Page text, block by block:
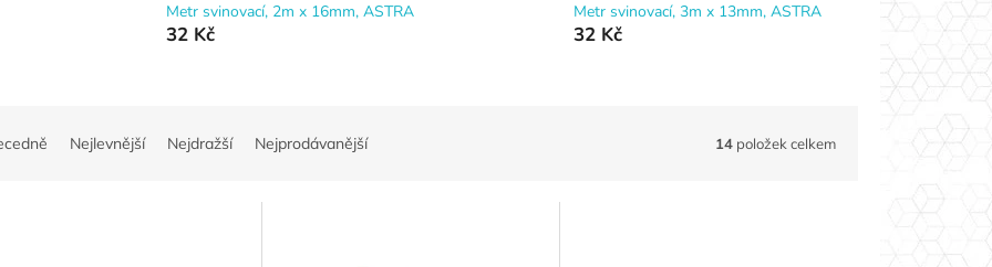
Metr svinovací, 2m x 16mm, ASTRA
32 Kč
Metr svinovací, 3m x 13mm, ASTRA
32 Kč
Nejlevnější Nejdražší Nejprodávanější 14 položek celkem